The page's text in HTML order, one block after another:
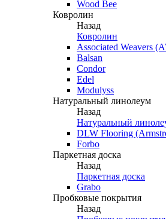
Wood Bee
Ковролин
Назад
Ковролин
Associated Weavers
Balsan
Condor
Edel
Modulyss
Натуральный линолеум
Назад
Натуральный
DLW Flooring
Forbo
Паркетная доска
Назад
Паркетная доска
Grabo
Пробковые покрытия
Назад